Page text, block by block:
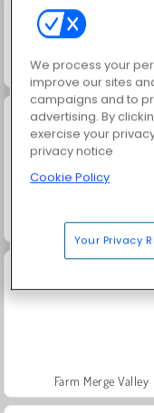
Royal Story
Farm Merge Valley
We process your
improve our sites
campaigns and to
advertising. By
exercise your
privacy notice
Cookie Policy
Your Privacy